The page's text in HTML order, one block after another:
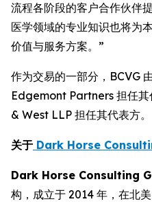
流程各阶段的客户合作伙伴
医学领域的专业知识也将为
价值与服务方案。”
作为交易的一部分，BCVG
Edgemont Partners 担任
& West LLP 担任其代表方。
关于 Dark Horse
Dark Horse Consulting
构，成立于 2014 年，在北